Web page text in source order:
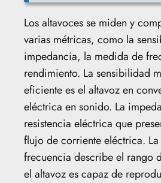
Los altavoces se miden y
varias métricas, como la
impedancia, la medida de
rendimiento. La sensibilidad
eficiente es el altavoz en
eléctrica en sonido. La
resistencia eléctrica que
flujo de corriente eléctrica.
frecuencia describe el rango
el altavoz es capaz de